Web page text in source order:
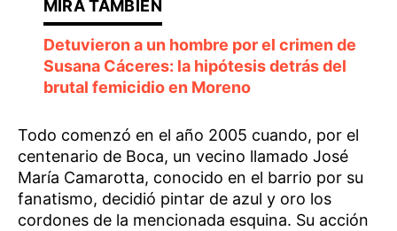
Detuvieron a un hombre por el crimen de
Susana Cáceres: la hipótesis detrás del
brutal femicidio en Moreno
Todo comenzó en el año 2005 cuando, por el
centenario de Boca, un vecino llamado José
María Camarotta, conocido en el barrio por su
fanatismo, decidió pintar de azul y oro los
cordones de la mencionada esquina. Su acción